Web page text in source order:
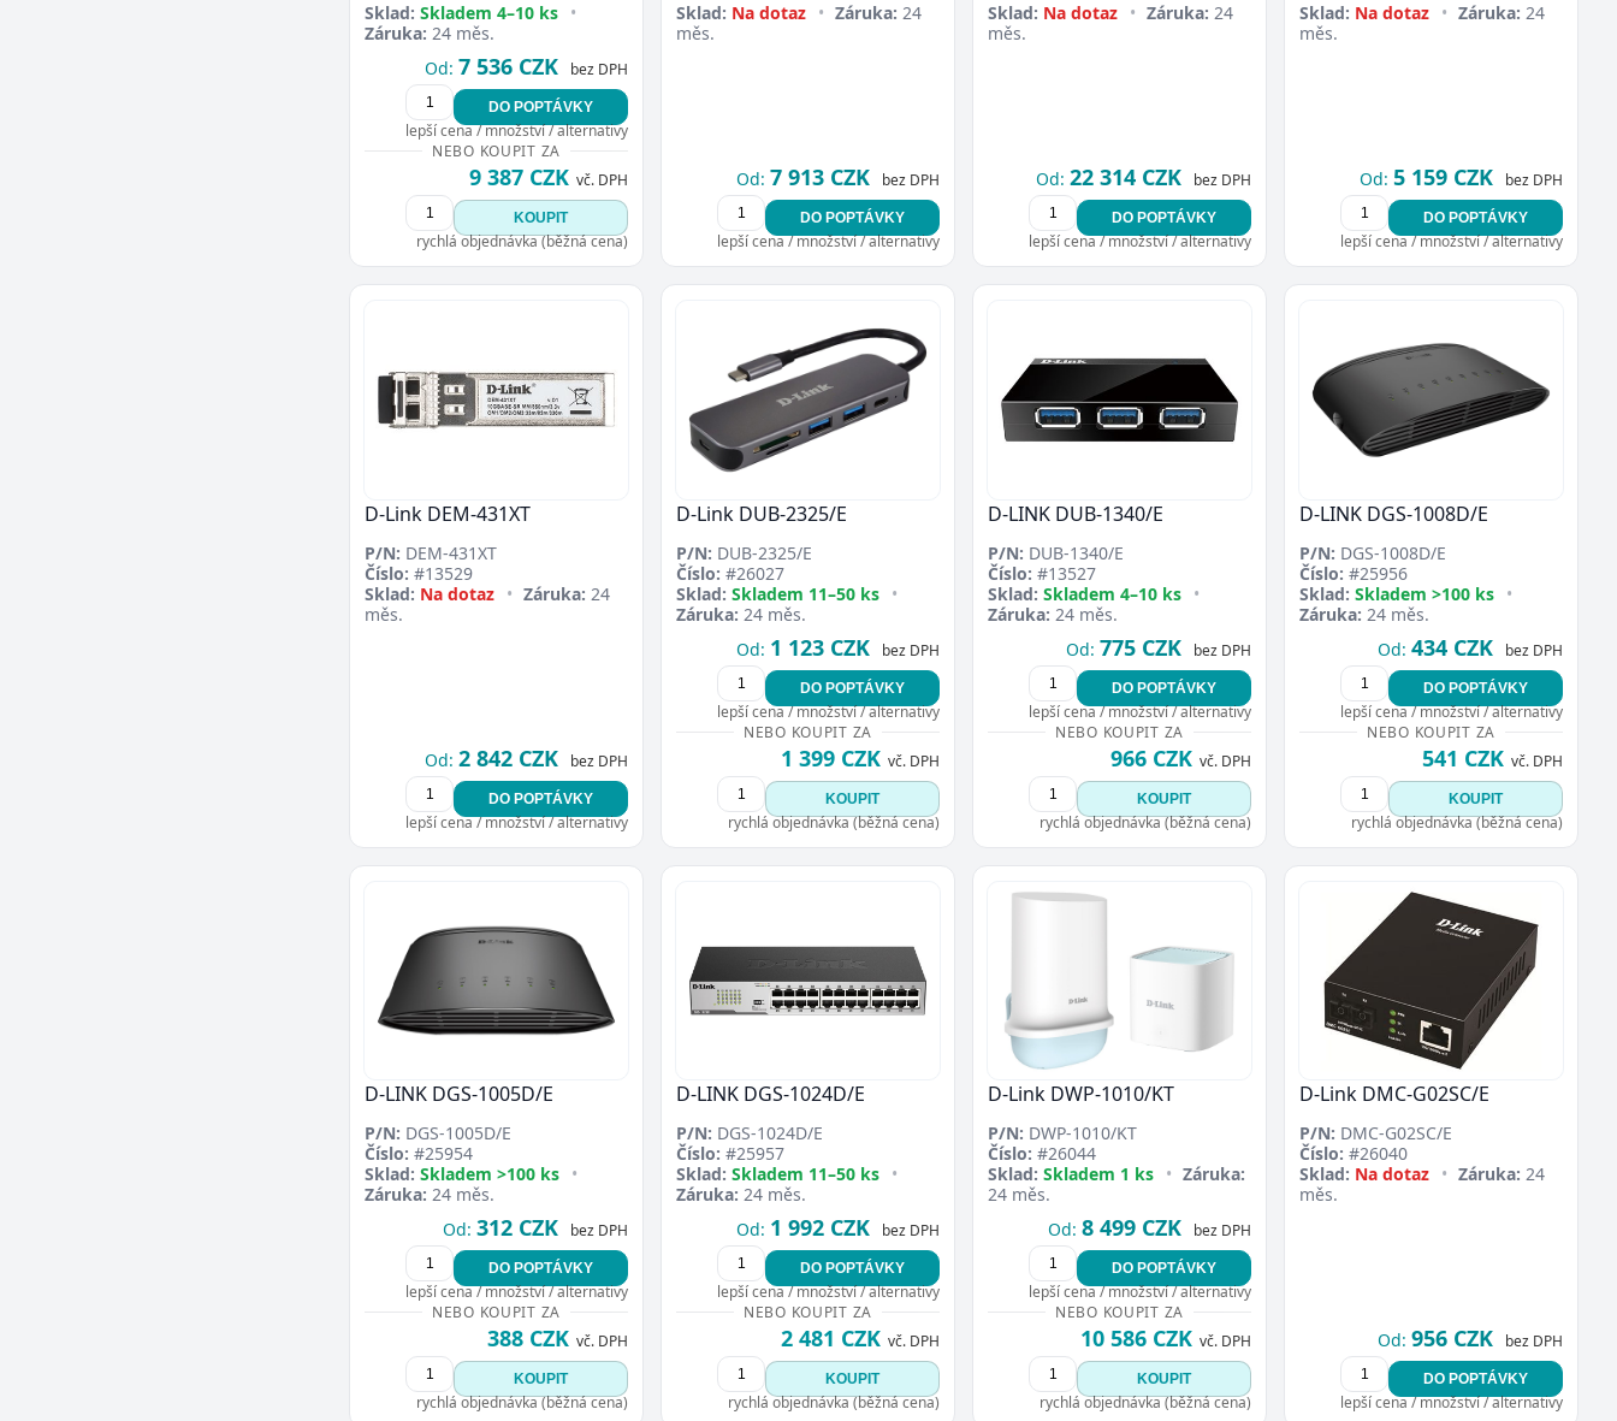
Sklad: Skladem 4–10 ks •
Záruka: 24 měs.
Od: 7 536 CZK bez DPH
DO POPTÁVKY
lepší cena / množství / alternativy
NEBO KOUPIT ZA
9 387 CZK vč. DPH
KOUPIT
rychlá objednávka (běžná cena)
Sklad: Na dotaz • Záruka: 24
měs.
Od: 7 913 CZK bez DPH
DO POPTÁVKY
lepší cena / množství / alternativy
Sklad: Na dotaz • Záruka: 24
měs.
Od: 22 314 CZK bez DPH
DO POPTÁVKY
lepší cena / množství / alternativy
Sklad: Na dotaz • Záruka: 24
měs.
Od: 5 159 CZK bez DPH
DO POPTÁVKY
lepší cena / množství / alternativy
D-Link DEM-431XT
P/N: DEM-431XT
Číslo: #13529
Sklad: Na dotaz • Záruka: 24
měs.
Od: 2 842 CZK bez DPH
DO POPTÁVKY
lepší cena / množství / alternativy
D-Link DUB-2325/E
P/N: DUB-2325/E
Číslo: #26027
Sklad: Skladem 11–50 ks •
Záruka: 24 měs.
Od: 1 123 CZK bez DPH
DO POPTÁVKY
lepší cena / množství / alternativy
NEBO KOUPIT ZA
1 399 CZK vč. DPH
KOUPIT
rychlá objednávka (běžná cena)
D-LINK DUB-1340/E
P/N: DUB-1340/E
Číslo: #13527
Sklad: Skladem 4–10 ks •
Záruka: 24 měs.
Od: 775 CZK bez DPH
DO POPTÁVKY
lepší cena / množství / alternativy
NEBO KOUPIT ZA
966 CZK vč. DPH
KOUPIT
rychlá objednávka (běžná cena)
D-LINK DGS-1008D/E
P/N: DGS-1008D/E
Číslo: #25956
Sklad: Skladem >100 ks •
Záruka: 24 měs.
Od: 434 CZK bez DPH
DO POPTÁVKY
lepší cena / množství / alternativy
NEBO KOUPIT ZA
541 CZK vč. DPH
KOUPIT
rychlá objednávka (běžná cena)
D-LINK DGS-1005D/E
P/N: DGS-1005D/E
Číslo: #25954
Sklad: Skladem >100 ks •
Záruka: 24 měs.
Od: 312 CZK bez DPH
DO POPTÁVKY
lepší cena / množství / alternativy
NEBO KOUPIT ZA
388 CZK vč. DPH
KOUPIT
rychlá objednávka (běžná cena)
D-LINK DGS-1024D/E
P/N: DGS-1024D/E
Číslo: #25957
Sklad: Skladem 11–50 ks •
Záruka: 24 měs.
Od: 1 992 CZK bez DPH
DO POPTÁVKY
lepší cena / množství / alternativy
NEBO KOUPIT ZA
2 481 CZK vč. DPH
KOUPIT
rychlá objednávka (běžná cena)
D-Link DWP-1010/KT
P/N: DWP-1010/KT
Číslo: #26044
Sklad: Skladem 1 ks • Záruka:
24 měs.
Od: 8 499 CZK bez DPH
DO POPTÁVKY
lepší cena / množství / alternativy
NEBO KOUPIT ZA
10 586 CZK vč. DPH
KOUPIT
rychlá objednávka (běžná cena)
D-Link DMC-G02SC/E
P/N: DMC-G02SC/E
Číslo: #26040
Sklad: Na dotaz • Záruka: 24
měs.
Od: 956 CZK bez DPH
DO POPTÁVKY
lepší cena / množství / alternativy